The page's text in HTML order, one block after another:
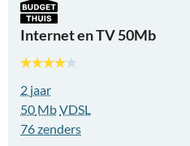
Internet en TV 50Mb
2 jaar
50 MbVDSL
76zenders